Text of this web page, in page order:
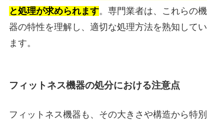
と処理が求められます。専門業者は、これらの機
器の特性を理解し、適切な処理方法を熟知してい
ます。
フィットネス機器の処分における注意点
フィットネス機器も、その大きさや構造から特別